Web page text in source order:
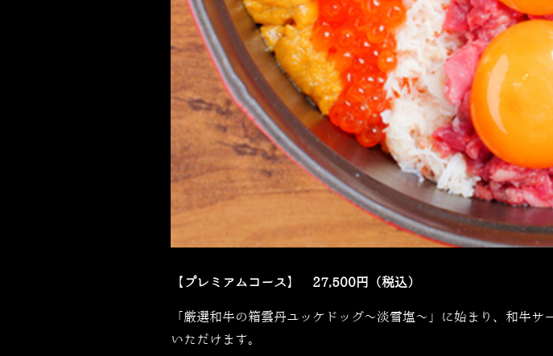
【プレミアムコース】 27,500円（税込）
「厳選和牛の箱雲丹ユッケドッグ～淡雪塩～」に始まり、和牛
いただけます。